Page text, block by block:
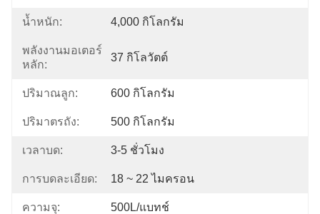
น้ำหนัก: 4,000 กิโลกรัม
พลังงานมอเตอร์
หลัก:
37 กิโลวัตต์
ปริมาณลูก: 600 กิโลกรัม
ปริมาตรถัง: 500 กิโลกรัม
เวลาบด: 3-5 ชั่วโมง
การบดละเอียด: 18 ~ 22 ไมครอน
ความจุ: 500L/แบทช์